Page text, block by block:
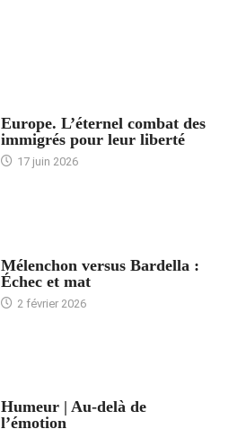
Europe. L’éternel combat des
immigrés pour leur liberté
17 juin 2026
Mélenchon versus Bardella :
Échec et mat
2 février 2026
Humeur | Au-delà de
l’émotion